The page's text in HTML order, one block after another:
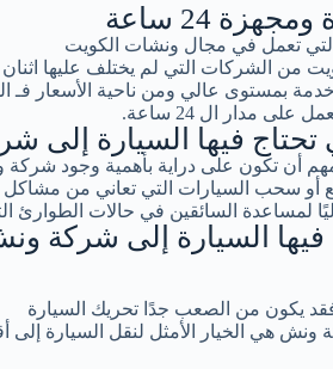
24 ساعة
تعمل في مجال ونشات الكويت
الشركات التي لم يختلف عليها اثنان
بمستوى عالي ومن ناحية الأسعار فـ
مدار ال 24 ساعة.
تحتاج فيها السيارة إلى
أن تكون على دراية بأهمية وجود
أو سحب السيارات التي تعاني من مشاكل
لمساعدة السائقين في حالات الطوارئ
فيها السيارة إلى شركة
فقد يكون من الصعب جدًا تحريك السيارة
ونش هي الخيار الأمثل لنقل السيارة